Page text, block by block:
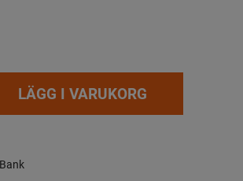
LÄGG I VARUKORG